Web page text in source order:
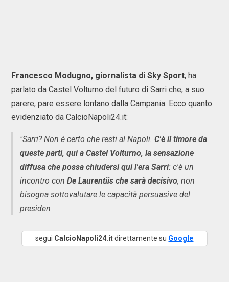
Francesco Modugno, giornalista di Sky Sport, ha
parlato da Castel Volturno del futuro di Sarri che, a suo
parere, pare essere lontano dalla Campania. Ecco quanto
evidenziato da CalcioNapoli24.it:
"Sarri? Non è certo che resti al Napoli. C'è il timore da
queste parti, qui a Castel Volturno, la sensazione
diffusa che possa chiudersi qui l'era Sarri: c'è un
incontro con De Laurentiis che sarà decisivo, non
bisogna sottovalutare le capacità persuasive del
presiden
segui CalcioNapoli24.itdirettamente su Google